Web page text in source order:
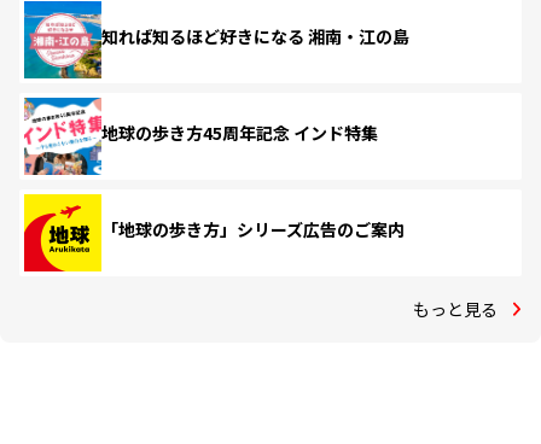
知れば知るほど好きになる 湘南・江の島
地球の歩き方45周年記念 インド特集
「地球の歩き方」シリーズ広告のご案内
もっと見る